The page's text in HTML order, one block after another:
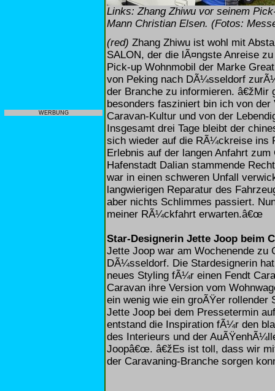
WERBUNG
Links: Zhang Zhiwu vor seinem
Mann Christian Elsen. (Fotos:
(red) Zhang Zhiwu ist wohl mit
SALON, der die lÃ¤ngste Anreise
Pick-up Wohnmobil der Marke
von Peking nach DÃ¼sseldorf
der Branche zu informieren.
besonders fasziniert bin ich von
Caravan-Kultur und von der
Insgesamt drei Tage bleibt der
sich wieder auf die RÃ¼ckreise ins
Erlebnis auf der langen Anfahrt
Hafenstadt Dalian stammende
war in einen schweren Unfall
langwierigen Reparatur des
aber nichts Schlimmes passiert.
meiner RÃ¼ckfahrt erwarten.â€œ
Star-Designerin Jette Joop beim
Jette Joop war am Wochenende zu
DÃ¼sseldorf. Die Stardesignerin
neues Styling fÃ¼r einen Fendt
Caravan ihre Version vom
ein wenig wie ein groÃŸer
Jette Joop bei dem Pressetermin
entstand die Inspiration fÃ¼r den
des Interieurs und der
Joopâ€œ. â€žEs ist toll, dass wir
der Caravaning-Branche sorgen